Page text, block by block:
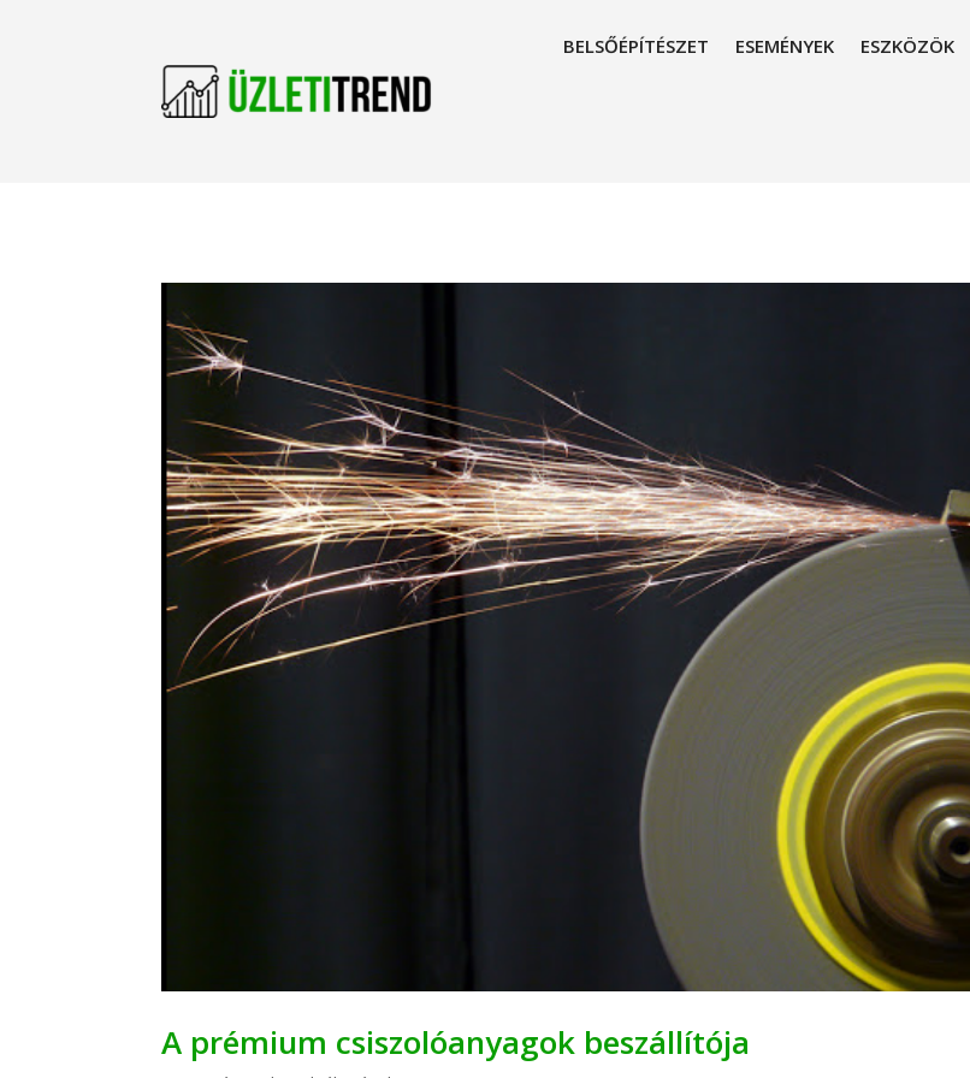
BELSŐÉPÍTÉSZET ESEMÉNYEK ESZKÖZÖK
A prémium csiszolóanyagok beszállítója